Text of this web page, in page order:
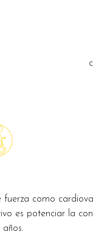
como
es potenciar la